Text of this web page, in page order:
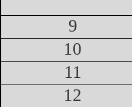
期
試
9
10
11
12